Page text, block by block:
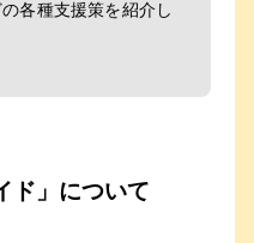
各種支援策を紹介し
ド」について